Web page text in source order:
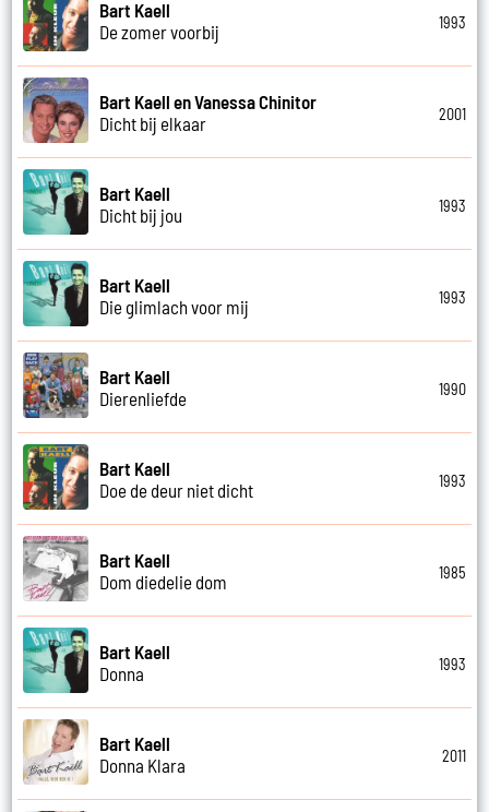
Bart Kaell
De zomer voorbij
1993
Bart Kaell en Vanessa Chinitor
Dicht bij elkaar
2001
Bart Kaell
Dicht bij jou
1993
Bart Kaell
Die glimlach voor mij
1993
Bart Kaell
Dierenliefde
1990
Bart Kaell
Doe de deur niet dicht
1993
Bart Kaell
Dom diedelie dom
1985
Bart Kaell
Donna
1993
Bart Kaell
Donna Klara
2011